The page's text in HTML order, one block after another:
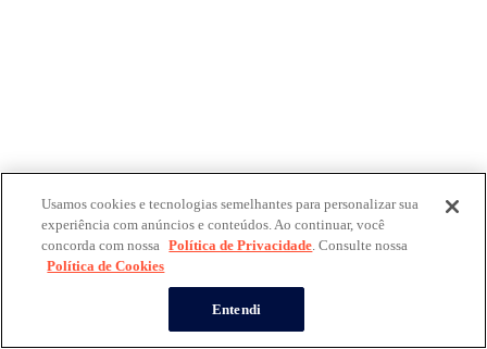
Usamos cookies e tecnologias semelhantes para personalizar sua
experiência com anúncios e conteúdos. Ao continuar, você
concorda com nossa Política de Privacidade. Consulte nossa
Política de Cookies
Entendi